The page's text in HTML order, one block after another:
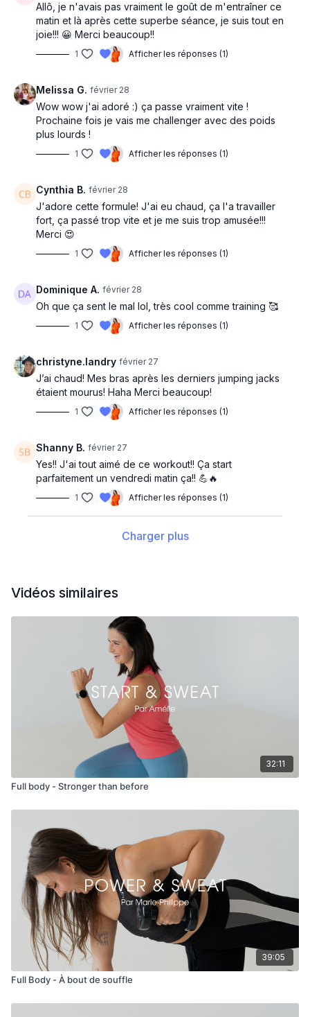
Allô, je n'avais pas vraiment le goût de m'entraîner ce
matin et là après cette superbe séance, je suis tout en
joie!!! 😀 Merci beaucoup!!
1 Afficher les réponses (1)
Melissa G. février 28
Wow wow j'ai adoré :) ça passe vraiment vite !
Prochaine fois je vais me challenger avec des poids
plus lourds !
1 Afficher les réponses (1)
Cynthia B. février 28
J'adore cette formule! J'ai eu chaud, ça l'a travailler
fort, ça passé trop vite et je me suis trop amusée!!!
Merci 😍
1 Afficher les réponses (1)
Dominique A. février 28
Oh que ça sent le mal lol, très cool comme training 🥰
1 Afficher les réponses (1)
christyne.landry février 27
J’ai chaud! Mes bras après les derniers jumping jacks
étaient mourus! Haha Merci beaucoup!
1 Afficher les réponses (1)
Shanny B. février 27
Yes!! J'ai tout aimé de ce workout!! Ça start
parfaitement un vendredi matin ça!! 💪🔥
1 Afficher les réponses (1)
Charger plus
Vidéos similaires
32:11
Full body - Stronger than before
39:05
Full Body - À bout de souffle